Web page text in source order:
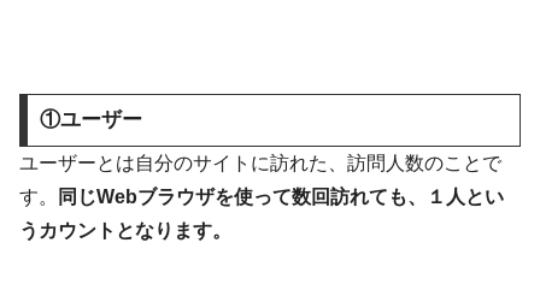
①ユーザー
ユーザーとは自分のサイトに訪れた、訪問人数のことで
す。
同じWebブラウザを使って数回訪れても、１人とい
うカウントとなります。